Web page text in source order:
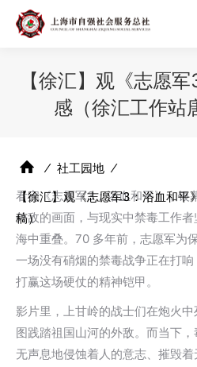
【徐汇】观《志愿
感（徐汇工作站
⁄ 社工园地 ⁄
【徐汇】观《志愿军3：浴血和平
稿）
看完《志愿军3：浴血和平》，银
外敌的画面，与现实中禁毒工作者
海中重叠。70 多年前，志愿军为
一场没有硝烟的禁毒战争正在打
打赢这场硬仗的精神铠甲。
影片里，上甘岭的战士们在炮火
图践踏祖国山河的外敌。而当下
无声息地侵蚀着人的意志、摧毁